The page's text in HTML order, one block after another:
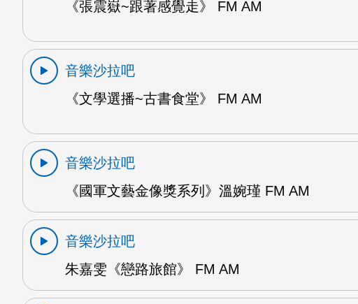
《張震嶽~跟著感覺走》 FM AM
音樂沙拉吧
《文學選播~古書食堂》 FM AM
音樂沙拉吧
《國軍文藝金像獎系列》溫婉瑾 FM AM
音樂沙拉吧
朱嘉雯《戀路旅館》 FM AM